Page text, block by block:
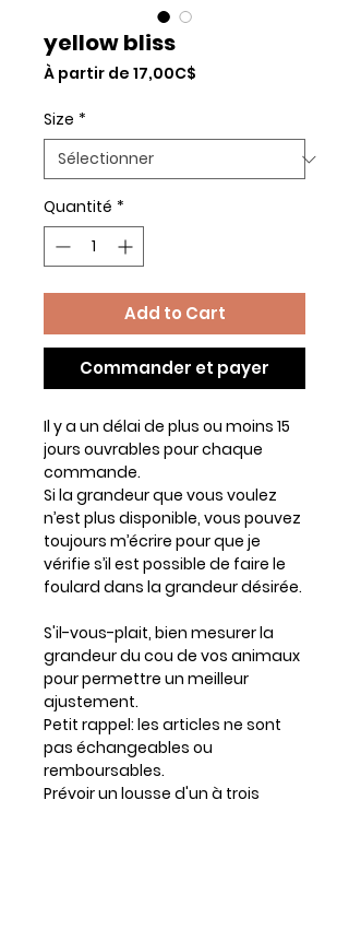
yellow bliss
À partir de 17,00C$
Size *
Quantité *
Add to Cart
Commander et payer
Il y a un délai de plus ou moins 15
jours ouvrables pour chaque
commande.
Si la grandeur que vous voulez
n’est plus disponible, vous pouvez
toujours m’écrire pour que je
vérifie s’il est possible de faire le
foulard dans la grandeur désirée.
S'il-vous-plait, bien mesurer la
grandeur du cou de vos animaux
pour permettre un meilleur
ajustement.
Petit rappel: les articles ne sont
pas échangeables ou
remboursables.
Prévoir un lousse d'un à trois